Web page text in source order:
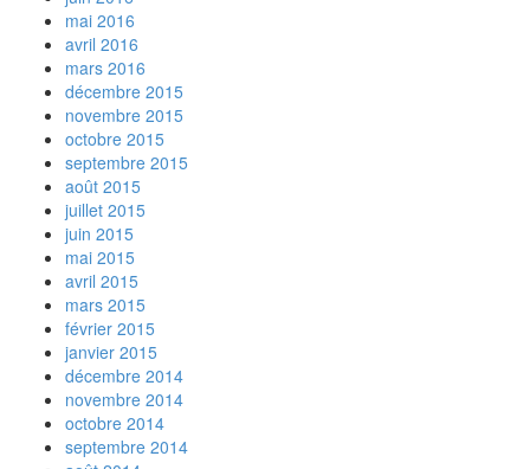
mai 2016
avril 2016
mars 2016
décembre 2015
novembre 2015
octobre 2015
septembre 2015
août 2015
juillet 2015
juin 2015
mai 2015
avril 2015
mars 2015
février 2015
janvier 2015
décembre 2014
novembre 2014
octobre 2014
septembre 2014